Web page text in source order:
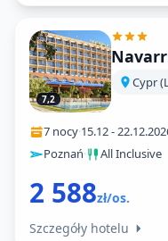
7,2
Cypr
7 nocy·15.12-
Poznań· All Inclusive
2 588zł/os.
Szczegóły hotelu